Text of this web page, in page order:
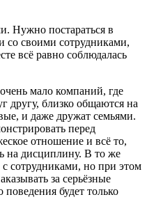
Нужно постараться в
со своими сотрудниками,
всё равно соблюдалась
мало компаний, где
другу, близко общаются на
и даже дружат семьями.
перед
отношение и всё то,
на дисциплину. В то же
сотрудниками, но при этом
за серьёзные
будет только